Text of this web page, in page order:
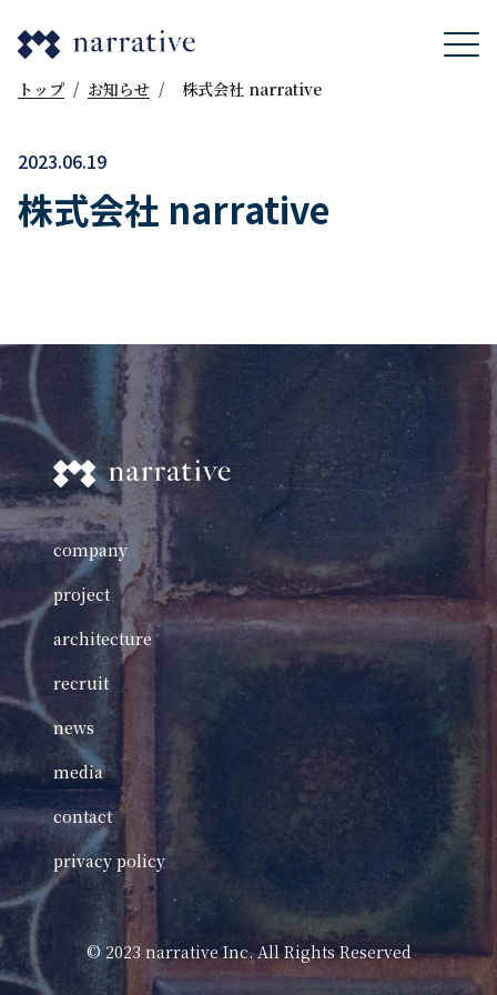
トップ / お知らせ / 株式会社 narrative
2023.06.19
株式会社 narrative
company
project
architecture
recruit
news
media
contact
privacy policy
©️ 2023 narrative Inc. All Rights Reserved